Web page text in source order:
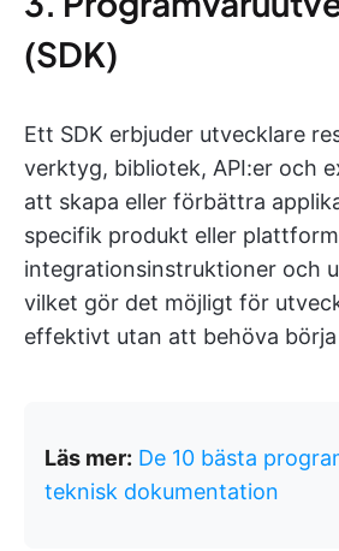
(SDK)
Ett SDK erbjuder utvecklare
verktyg, bibliotek, API:er och
att skapa eller förbättra
specifik produkt eller
integrationsinstruktioner och
vilket gör det möjligt för
effektivt utan att behöva
Läs mer: De 10 bästa
teknisk dokumentation